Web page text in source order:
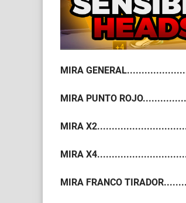
MIRA
MIRA PUNTO
MIRA
MIRA
MIRA FRANCO